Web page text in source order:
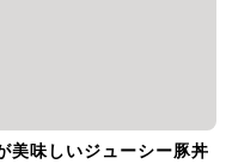
美味しいジューシー豚丼